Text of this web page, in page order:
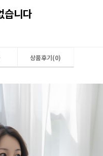
습니다
상품후기(0)